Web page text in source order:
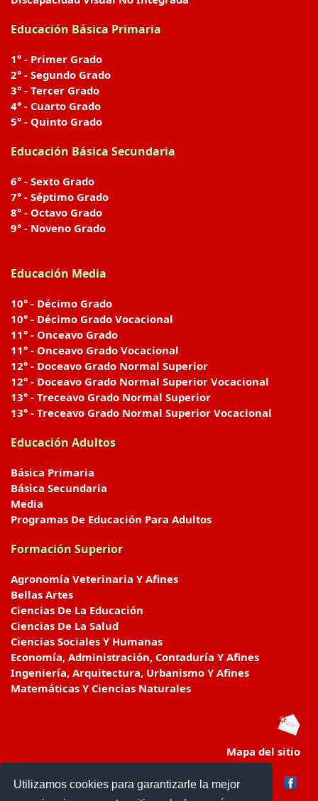
Utilizamos cookies para garantizarle la mejor
Educación Básica Primaria
1° - Primer Grado
2° - Segundo Grado
3° - Tercer Grado
4° - Cuarto Grado
5° - Quinto Grado
Educación Básica Secundaria
6° - Sexto Grado
7° - Séptimo Grado
8° - Octavo Grado
9° - Noveno Grado
Educación Media
10° - Décimo Grado
10° - Décimo Grado Vocacional
11° - Onceavo Grado
11° - Onceavo Grado Vocacional
12° - Doceavo Grado Normal Superior
12° - Doceavo Grado Normal Superior Vocacional
13° - Treceavo Grado Normal Superior
13° - Treceavo Grado Normal Superior Vocacional
Educación Adultos
Básica Primaria
Básica Secundaria
Media
Programas De Educación Para Adultos
Formación Superior
Agronomía Veterinaria Y Afines
Bellas Artes
Ciencias De La Educación
Ciencias De La Salud
Ciencias Sociales Y Humanas
Economía, Administración, Contaduría Y Afines
Ingeniería, Arquitectura, Urbanismo Y Afines
Matemáticas Y Ciencias Naturales
Mapa del sitio